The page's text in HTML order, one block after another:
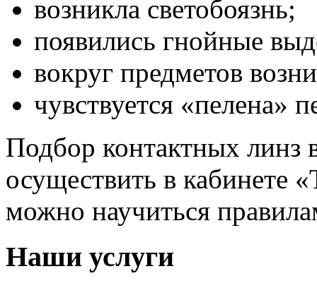
возникла светобоязнь;
появились гнойные
вокруг предметов
чувствуется «пелена»
Подбор контактных линз
осуществить в кабинете
можно научиться
Наши услуги